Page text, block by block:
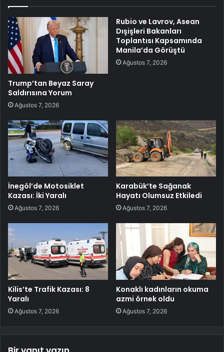
Trump’tan Beyaz Saray
Saldırısına Yorum
Ağustos 7, 2026
Rubio ve Lavrov, Asean
Dışişleri Bakanları
Toplantısı Kapsamında
Manila’da Görüştü
Ağustos 7, 2026
İnegöl’de Motosiklet
Kazası: İki Yaralı
Ağustos 7, 2026
Karabük’te Sağanak
Hayatı Olumsuz Etkiledi
Ağustos 7, 2026
Kilis’te Trafik Kazası: 8
Yaralı
Ağustos 7, 2026
Konaklı kadınların okuma
azmi örnek oldu
Ağustos 7, 2026